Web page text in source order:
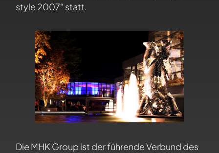
style 2007“ statt.
Die MHK Group ist der führende Verbund des